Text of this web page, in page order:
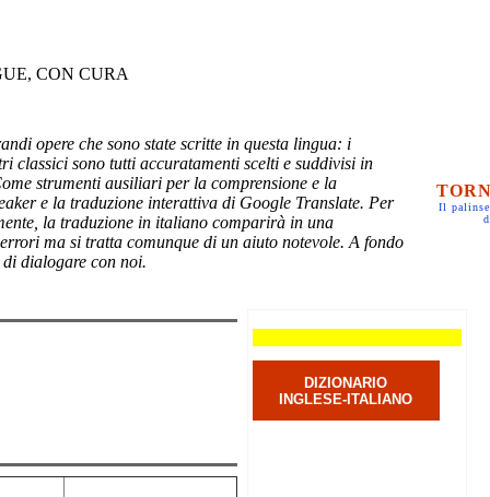
CON CURA
opere che sono state scritte in questa lingua: i
classici sono tutti accuratamenti scelti e suddivisi in
strumenti ausiliari per la comprensione e la
e la traduzione interattiva di Google Translate. Per
la traduzione in italiano comparirà in una
ma si tratta comunque di un aiuto notevole. A fondo
di dialogare con noi.
Il
DIZIONARIO
INGLESE-ITALIANO